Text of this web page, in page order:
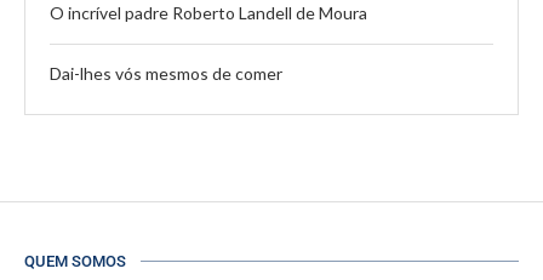
O incrível padre Roberto Landell de Moura
Dai-lhes vós mesmos de comer
QUEM SOMOS